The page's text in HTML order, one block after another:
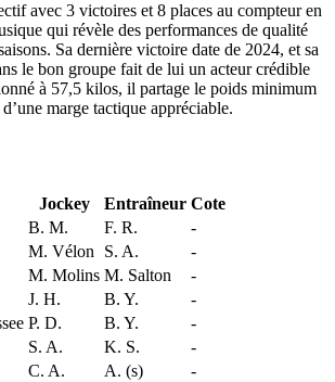
avec 3 victoires et 8 places au compteur en
qui révèle des performances de qualité
Sa dernière victoire date de 2024, et sa
le bon groupe fait de lui un acteur crédible
à 57,5 kilos, il partage le poids minimum
marge tactique appréciable.
Jockey Entraîneur Cote
B. M. F. R.
-
M. Vélon S. A.
-
M. Molins M. Salton
-
J. H. B. Y.
-
P. D. B. Y.
-
S. A. K. S.
-
C. A. A. (s)
-